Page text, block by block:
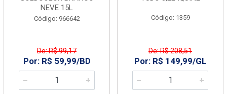
NEVE 15L
Código: 966642
De: R$ 99,17
Por: R$ 59,99/BD
Código: 1359
De: R$ 208,51
Por: R$ 149,99/GL